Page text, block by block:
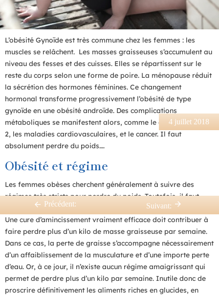
4 juillet 2018
Précédent: Suivant:
L’obésité Gynoïde est très commune chez les femmes : les
muscles se relâchent. Les masses graisseuses s’accumulent au
niveau des fesses et des cuisses. Elles se répartissent sur le
reste du corps selon une forme de poire. La ménopause réduit
la sécrétion des hormones féminines. Ce changement
hormonal transforme progressivement l’obésité de type
gynoïde en une obésité androïde. Des complications
métaboliques se manifestent alors, comme le diabète de type
2, les maladies cardiovasculaires, et le cancer. Il faut
absolument perdre du poids….
Obésité et régime
Les femmes obèses cherchent généralement à suivre des
régimes très stricts pour perdre du poids. Toutefois, il faut
comprendre qu’il n’existe aucun régime amaigrissant miracle.
Une cure d’amincissement vraiment efficace doit contribuer à
faire perdre plus d’un kilo de masse graisseuse par semaine.
Dans ce cas, la perte de graisse s’accompagne nécessairement
d’un affaiblissement de la musculature et d’une importe perte
d’eau. Or, à ce jour, il n’existe aucun régime amaigrissant qui
permet de perdre plus d’un kilo par semaine. Inutile donc de
proscrire définitivement les aliments riches en glucides, en